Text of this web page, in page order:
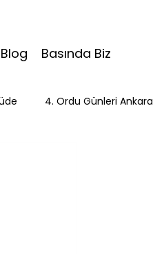
Blog Basında Biz
4. Ordu Günleri Ankara